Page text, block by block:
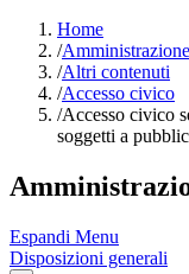
Home
/
/Altri contenuti
/Accesso civico
/Accesso civico
soggetti a
Espandi Menu
Disposizioni generali